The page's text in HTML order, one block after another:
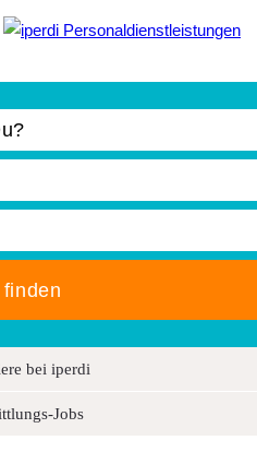
bei iperdi
Jobs